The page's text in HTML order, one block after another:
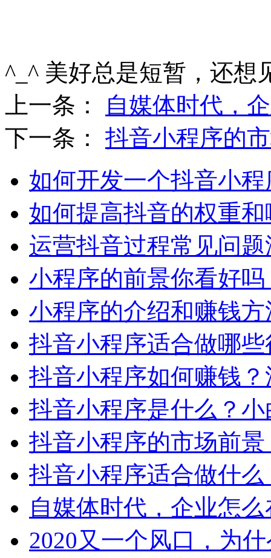
^_^ 美好总是短暂，还想
上一条：
自媒体时代，
下一条： 抖音小程序的
如何开发一个抖音小程
如何提高抖音的权重
运营抖音过程常见问题
小程序的前景你看好吗
小程序的介绍和赚钱方
抖音小程序适合做哪
抖音小程序如何赚钱
抖音小程序是什么？
抖音小程序的市场前
抖音小程序适合做什
自媒体时代，企业怎
2020又一个风口，为